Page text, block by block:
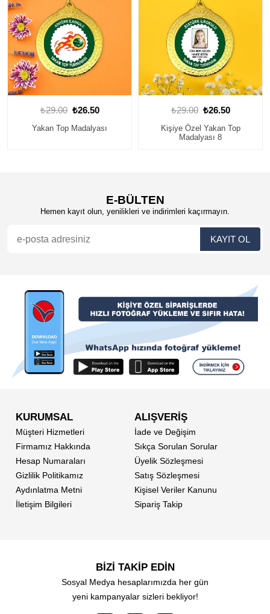
₺29.00 ₺26.50
Kişiye Özel Yakan Top
₺29.00 ₺26.50
Yakan Top Madalyası
E-BÜLTEN
Hemen kayıt olun, yenilikleri ve indirimleri kaçırmayın.
KURUMSAL
Müşteri Hizmetleri
Firmamız Hakkında
Hesap Numaraları
Gizlilik Politikamız
Aydınlatma Metni
İletişim Bilgileri
ALIŞVERİŞ
İade ve Değişim
Sıkça Sorulan Sorular
Üyelik Sözleşmesi
Satış Sözleşmesi
Kişisel Veriler Kanunu
Sipariş Takip
BİZİ TAKİP EDİN
Sosyal Medya hesaplarımızda her gün
yeni kampanyalar sizleri bekliyor!